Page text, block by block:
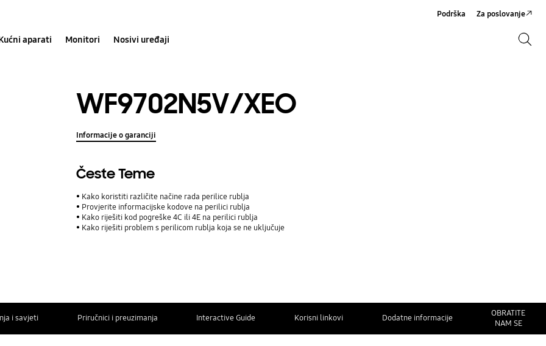
aparati Monitori Nosivi uređaji
Podrška Za poslovanje
WF9702N5V/XEO
Informacije o garanciji
Česte Teme
Kako koristiti različite načine rada perilice rublja
Provjerite informacijske kodove na perilici rublja
Kako riješiti kod pogreške 4C ili 4E na perilici rublja
Kako riješiti problem s perilicom rublja koja se ne uključuje
i savjeti Priručnici i preuzimanja Interactive Guide Korisni linkovi Dodatne informacije
OBRATITE
NAM SE